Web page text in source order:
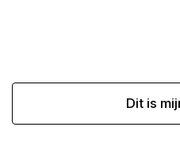
Dit is